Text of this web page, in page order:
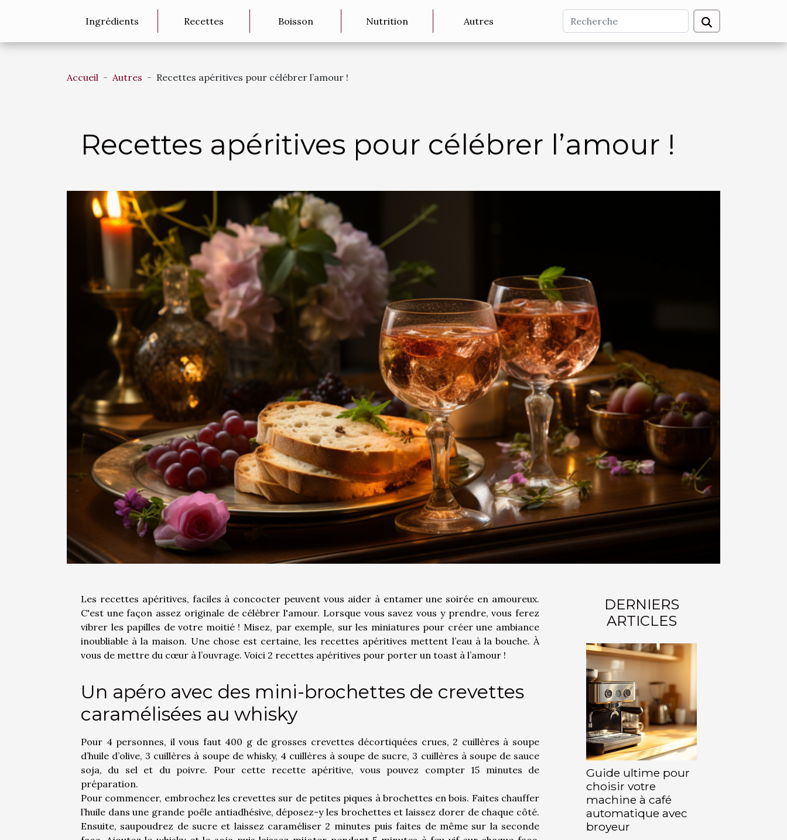
Ingrédients Recettes Boisson Nutrition Autres
Accueil Autres Recettes apéritives pour célébrer l’amour !
Recettes apéritives pour célébrer l’amour !
Les recettes apéritives, faciles à concocter peuvent vous aider à entamer une soirée en amoureux.
C'est une façon assez originale de célébrer l'amour. Lorsque vous savez vous y prendre, vous ferez
vibrer les papilles de votre moitié ! Misez, par exemple, sur les miniatures pour créer une ambiance
inoubliable à la maison. Une chose est certaine, les recettes apéritives mettent l’eau à la bouche. À
vous de mettre du cœur à l’ouvrage. Voici 2 recettes apéritives pour porter un toast à l’amour !
Un apéro avec des mini-brochettes de crevettes
caramélisées au whisky
Pour 4 personnes, il vous faut 400 g de grosses crevettes décortiquées crues, 2 cuillères à soupe
d’huile d’olive, 3 cuillères à soupe de whisky, 4 cuillères à soupe de sucre, 3 cuillères à soupe de sauce
soja, du sel et du poivre. Pour cette recette apéritive, vous pouvez compter 15 minutes de
préparation.
Pour commencer, embrochez les crevettes sur de petites piques à brochettes en bois. Faites chauffer
l’huile dans une grande poêle antiadhésive, déposez-y les brochettes et laissez dorer de chaque côté.
Ensuite, saupoudrez de sucre et laissez caraméliser 2 minutes puis faites de même sur la seconde
DERNIERS
ARTICLES
Guide ultime pour
choisir votre
machine à café
automatique avec
broyeur